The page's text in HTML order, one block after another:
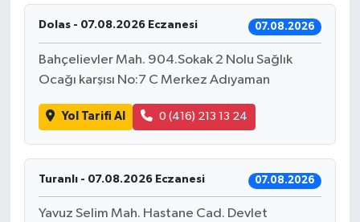
Dolas - 07.08.2026 Eczanesi 07.08.2026
Bahçelievler Mah. 904.Sokak 2 Nolu Sağlık
Ocağı karşısı No:7 C Merkez Adıyaman
Yol Tarifi Al 0 (416) 213 13 24
Turanlı - 07.08.2026 Eczanesi 07.08.2026
Yavuz Selim Mah. Hastane Cad. Devlet